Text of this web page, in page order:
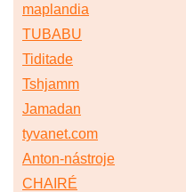
maplandia
TUBABU
Tiditade
Tshjamm
Jamadan
tyvanet.com
Anton-nástroje
CHAIRÉ